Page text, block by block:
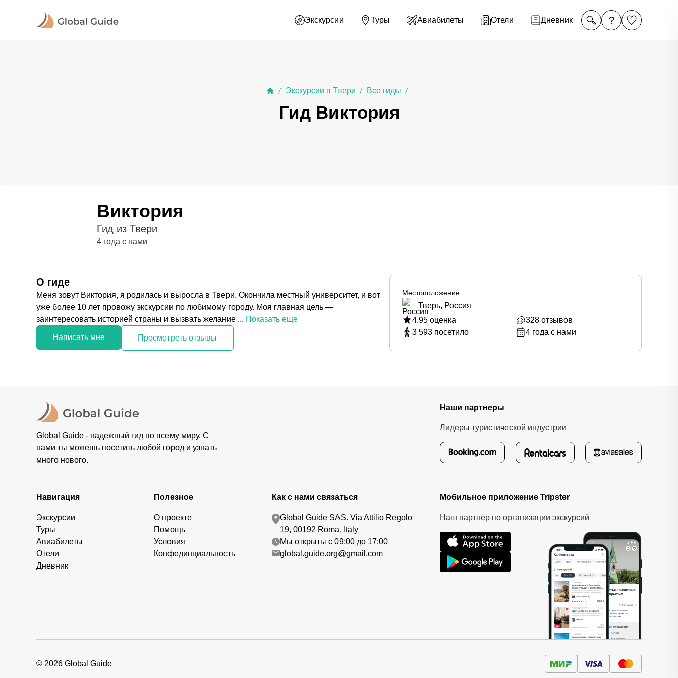
Экскурсии Туры Авиабилеты Отели Дневник ?
/ Экскурсии в Твери / Все гиды /
Гид Виктория
Виктория
Гид из Твери
4 года с нами
О гиде
Меня зовут Виктория, я родилась и выросла в Твери. Окончила местный университет, и вот
уже более 10 лет провожу экскурсии по любимому городу. Моя главная цель —
заинтересовать историей страны и вызвать желание ... Показать еще
Написать мне Просмотреть отзывы
Местоположение
Тверь, Россия
4.95 оценка 328 отзывов
3 593 посетило 4 года с нами
Global Guide - надежный гид по всему миру. С
нами ты можешь посетить любой город и узнать
много нового.
Наши партнеры
Лидеры туристической индустрии
Навигация
Экскурсии
Туры
Авиабилеты
Отели
Дневник
Полезное
О проекте
Помощь
Условия
Конфединциальность
Как с нами связаться
Global Guide SAS. Via Attilio Regolo
19, 00192 Roma, Italy
Мы открыты с 09:00 до 17:00
global.guide.org@gmail.com
Мобильное приложение Tripster
Наш партнер по организации экскурсий
© 2026 Global Guide